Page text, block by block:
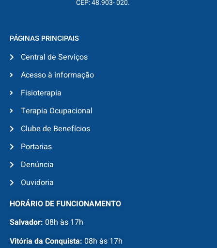
CEP: 48.903- 020.
PÁGINAS PRINCIPAIS
Central de Serviços
Acesso à informação
Fisioterapia
Terapia Ocupacional
Clube de Benefícios
Portarias
Denúncia
Ouvidoria
HORÁRIO DE FUNCIONAMENTO
Salvador: 08h às 17h
Vitória da Conquista: 08h às 17h